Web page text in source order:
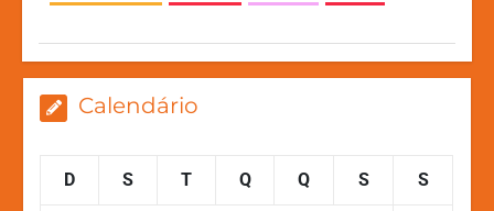
k
er
Calendário
D S T Q Q S S